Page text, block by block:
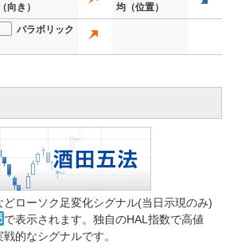
（向き）
均（位置）
パラボリック
ローソク足変化シグナル(当日示現のみ)
で表示されます。独自のHAL指数で高値
的なシグナルです。